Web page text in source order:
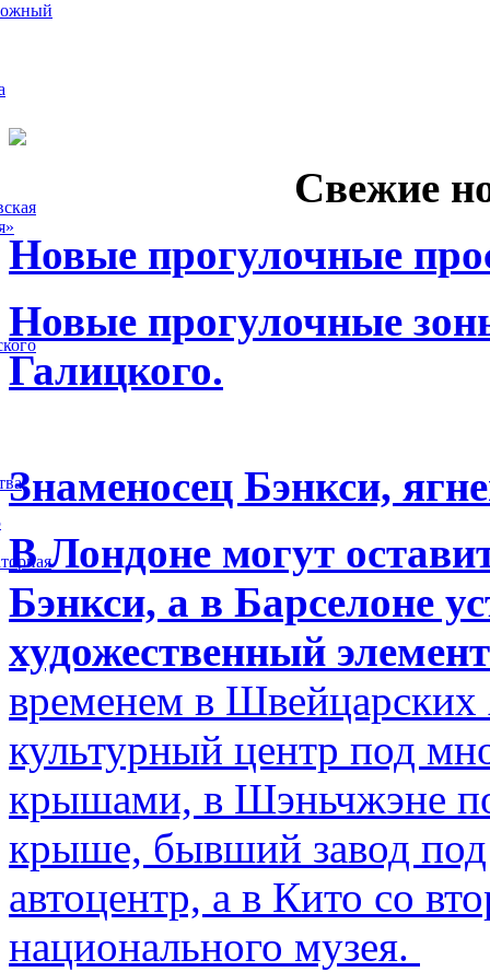
Свежие
Новые прогулочные
Новые прогулочные
Галицкого.
Знаменосец Бэнкси,
В Лондоне могут
Бэнкси, а в Барселоне
художественный
временем в Швейцарских
культурный центр под
крышами, в Шэньчжэне
крыше, бывший завод
автоцентр, а в Кито со
национального музея.